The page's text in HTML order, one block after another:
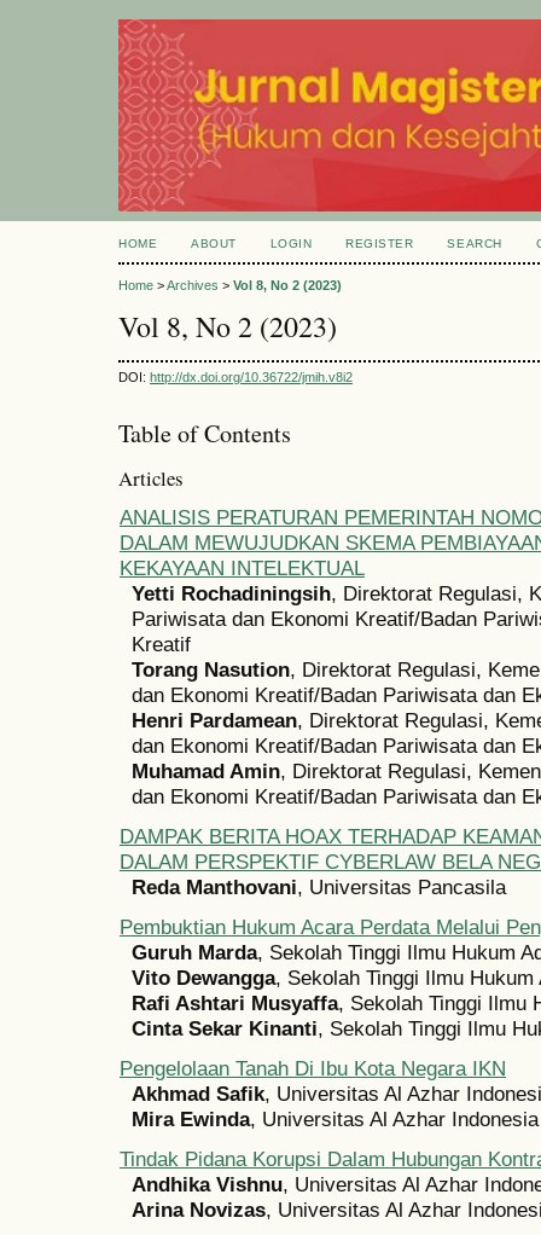
HOME ABOUT LOGIN REGISTER SEARCH
Home >Archives > Vol 8, No 2 (2023)
Vol 8, No 2 (2023)
DOI: http://dx.doi.org/10.36722/jmih.v8i2
Table of Contents
Articles
ANALISIS PERATURAN PEMERINTAH
DALAM MEWUJUDKAN SKEMA
KEKAYAAN INTELEKTUAL
Yetti Rochadiningsih, Direktorat Regulasi,
Pariwisata dan Ekonomi Kreatif/Badan
Kreatif
Torang Nasution, Direktorat Regulasi,
dan Ekonomi Kreatif/Badan Pariwisata dan
Henri Pardamean, Direktorat Regulasi,
dan Ekonomi Kreatif/Badan Pariwisata dan
Muhamad Amin, Direktorat Regulasi,
dan Ekonomi Kreatif/Badan Pariwisata dan
DAMPAK BERITA HOAX TERHADAP
DALAM PERSPEKTIF CYBERLAW BELA
Reda Manthovani, Universitas Pancasila
Pembuktian Hukum Acara Perdata Melalui
Guruh Marda, Sekolah Tinggi Ilmu Hukum
Vito Dewangga, Sekolah Tinggi Ilmu Hukum
Rafi Ashtari Musyaffa, Sekolah Tinggi Ilmu
Cinta Sekar Kinanti, Sekolah Tinggi Ilmu
Pengelolaan Tanah Di Ibu Kota Negara IKN
Akhmad Safik, Universitas Al Azhar
Mira Ewinda, Universitas Al Azhar Indonesia
Tindak Pidana Korupsi Dalam Hubungan
Andhika Vishnu, Universitas Al Azhar
Arina Novizas, Universitas Al Azhar